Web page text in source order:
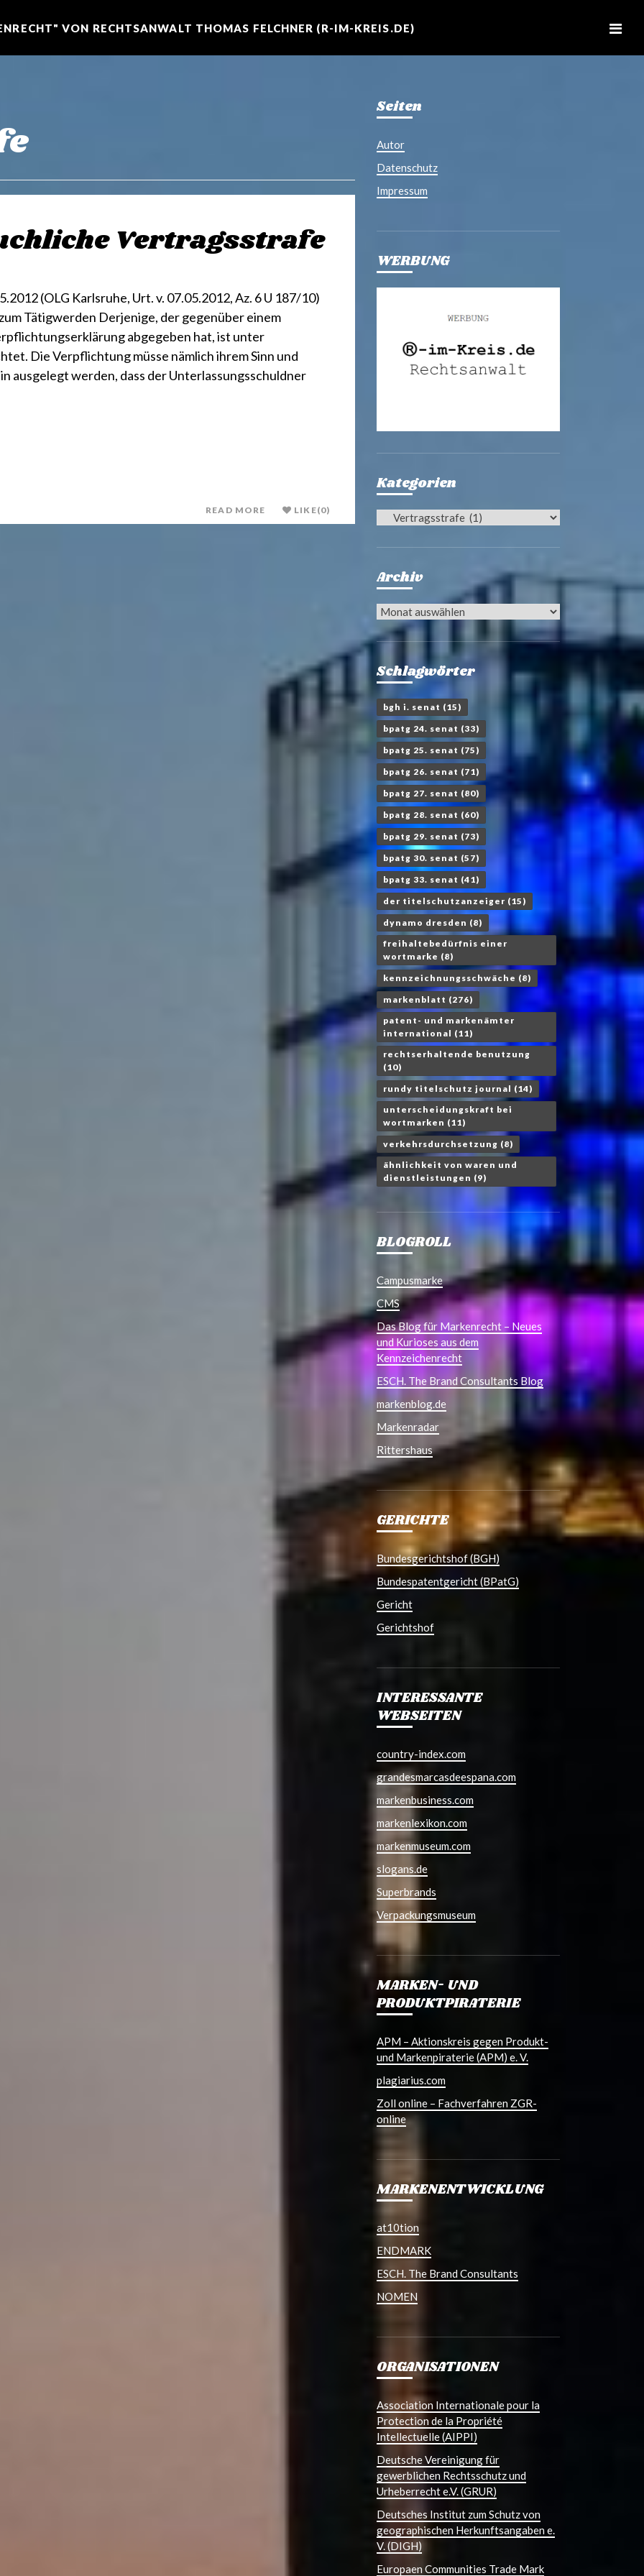
VON RECHTSANWALT THOMAS FELCHNER (R-IM-KREIS.DE)
Vertragsstrafe
(OLG Karlsruhe, Urt. v. 07.05.2012, Az. 6 U 187/10)
Tätigwerden Derjenige, der gegenüber einem
abgegeben hat, ist unter
Die Verpflichtung müsse nämlich ihrem Sinn und
ausgelegt werden, dass der Unterlassungsschuldner
READ MORE LIKE(0)
Seiten
Autor
Datenschutz
Impressum
WERBUNG
Kategorien
Kategorien
Archiv
Archiv
Schlagwörter
bgh i. senat (15)
bpatg 24. senat (33)
bpatg 25. senat (75)
bpatg 26. senat (71)
bpatg 27. senat (80)
bpatg 28. senat (60)
bpatg 29. senat (73)
bpatg 30. senat (57)
bpatg 33. senat (41)
der titelschutzanzeiger (15)
dynamo dresden (8)
freihaltebedürfnis einer
wortmarke (8)
kennzeichnungsschwäche (8)
markenblatt (276)
patent- und markenämter
international (11)
rechtserhaltende benutzung
(10)
rundy titelschutz journal (14)
unterscheidungskraft bei
wortmarken (11)
verkehrsdurchsetzung (8)
ähnlichkeit von waren und
dienstleistungen (9)
BLOGROLL
Campusmarke
CMS
Das Blog für Markenrecht – Neues
und Kurioses aus dem
Kennzeichenrecht
ESCH. The Brand Consultants Blog
markenblog.de
Markenradar
Rittershaus
GERICHTE
Bundesgerichtshof (BGH)
Bundespatentgericht (BPatG)
Gericht
Gerichtshof
INTERESSANTE
WEBSEITEN
country-index.com
grandesmarcasdeespana.com
markenbusiness.com
markenlexikon.com
markenmuseum.com
slogans.de
Superbrands
Verpackungsmuseum
MARKEN- UND
PRODUKTPIRATERIE
APM – Aktionskreis gegen Produkt-
und Markenpiraterie (APM) e. V.
plagiarius.com
Zoll online – Fachverfahren ZGR-
online
MARKENENTWICKLUNG
at10tion
ENDMARK
ESCH. The Brand Consultants
NOMEN
ORGANISATIONEN
Association Internationale pour la
Protection de la Propriété
Intellectuelle (AIPPI)
Deutsche Vereinigung für
gewerblichen Rechtsschutz und
Urheberrecht e.V. (GRUR)
Deutsches Institut zum Schutz von
geographischen Herkunftsangaben e.
V. (DIGH)
Europaen Communities Trade Mark